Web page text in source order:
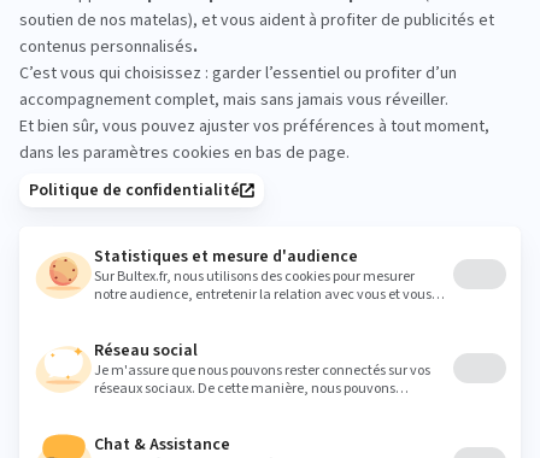
GRAND LITIER FONTENAY :
essayez avant d’acheter
Rien ne remplace un essai en magasin. Allongez-
vous sur plusieurs modèles, comparez les
sensations et validez la fermeté qui vous convient
avant de faire votre choix. L’équipe de Fontenay le
Comte est là pour vous orienter simplement.
Heures
Lundi
Mardi 09:00 - 12:00 14:00 - 19:00
Mercredi